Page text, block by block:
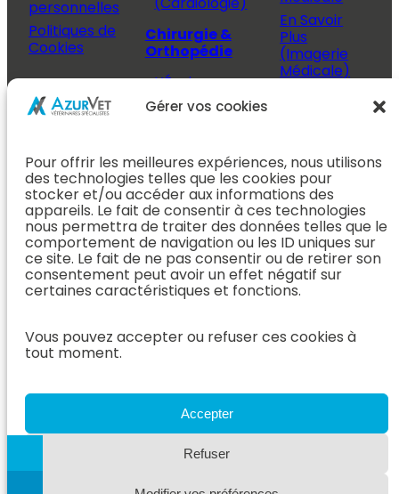
Gérer vos cookies
Pour offrir les meilleures expériences, nous utilisons
des technologies telles que les cookies pour
stocker et/ou accéder aux informations des
appareils. Le fait de consentir à ces technologies
nous permettra de traiter des données telles que le
comportement de navigation ou les ID uniques sur
ce site. Le fait de ne pas consentir ou de retirer son
consentement peut avoir un effet négatif sur
certaines caractéristiques et fonctions.
Vous pouvez accepter ou refuser ces cookies à
tout moment.
Accepter
Refuser
personnelles
Politiques de
Cookies
Propriétaire
Prendre
rendez-vous
Après mon
rendez-vous
Espace
Vétérinaire
cas
Nous rejoindre
AzurVet
Chirurgie &
Orthopédie
L’Équipe
Chirurgie &
Orthopédie
(Chirurgie &
Orthopédie)
Dentisterie &
ORL
L’Équipe
Dentisterie &
ORL
(Dentisterie &
ORL)
L’Équipe
Hospitalisation
En Savoir Plus
(Hospitalisation)
En Savoir
Plus
(Imagerie
Médicale)
Médecine
Interne
En Savoir
Plus
(Médecine
Interne)
Neurologie
Neurologie
(Neurologie)